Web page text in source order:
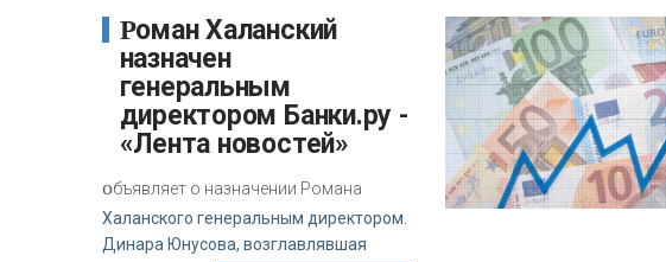
Роман Халанский
назначен
генеральным
директором Банки.ру -
«Лента новостей»
объявляет о назначении Романа
Халанского генеральным директором.
Динара Юнусова, возглавлявшая